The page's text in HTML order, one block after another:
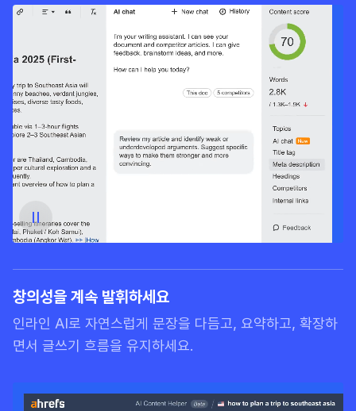
창의성을 계속 발휘하세요
인라인 AI로 자연스럽게 문장을 다듬고, 요약하고, 확장하
면서 글쓰기 흐름을 유지하세요.